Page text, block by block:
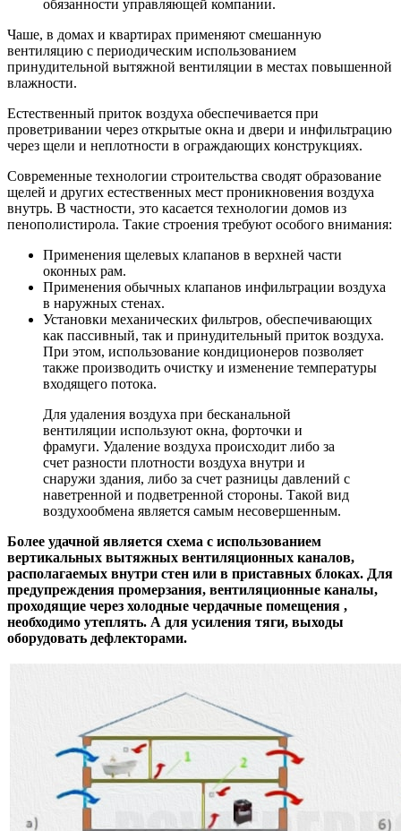
обязанности управляющей компании.
Чаше, в домах и квартирах применяют смешанную
вентиляцию с периодическим использованием
принудительной вытяжной вентиляции в местах повышенной
влажности.
Естественный приток воздуха обеспечивается при
проветривании через открытые окна и двери и инфильтрацию
через щели и неплотности в ограждающих конструкциях.
Современные технологии строительства сводят образование
щелей и других естественных мест проникновения воздуха
внутрь. В частности, это касается технологии домов из
пенополистирола. Такие строения требуют особого внимания:
Применения щелевых клапанов в верхней части
оконных рам.
Применения обычных клапанов инфильтрации воздуха
в наружных стенах.
Установки механических фильтров, обеспечивающих
как пассивный, так и принудительный приток воздуха.
При этом, использование кондиционеров позволяет
также производить очистку и изменение температуры
входящего потока.
Для удаления воздуха при бесканальной
вентиляции используют окна, форточки и
фрамуги. Удаление воздуха происходит либо за
счет разности плотности воздуха внутри и
снаружи здания, либо за счет разницы давлений с
наветренной и подветренной стороны. Такой вид
воздухообмена является самым несовершенным.
Более удачной является схема с использованием
вертикальных вытяжных вентиляционных каналов,
располагаемых внутри стен или в приставных блоках. Для
предупреждения промерзания, вентиляционные каналы,
проходящие через холодные чердачные помещения ,
необходимо утеплять. А для усиления тяги, выходы
оборудовать дефлекторами.